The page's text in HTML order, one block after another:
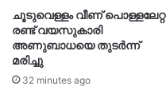
ചൂടുവെള്ളം വീണ് പൊള്ളലേറ്റ
രണ്ട് വയസുകാരി
അണുബാധയെ തുടർന്ന്
മരിച്ചു
32 minutes ago